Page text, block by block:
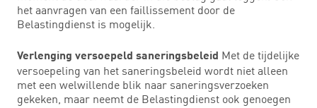
het aanvragen van een faillissement door de
Belastingdienst is mogelijk.
Verlenging versoepeld saneringsbeleid Met de tijdelijke
versoepeling van het saneringsbeleid wordt niet alleen
met een welwillende blik naar saneringsverzoeken
gekeken, maar neemt de Belastingdienst ook genoegen